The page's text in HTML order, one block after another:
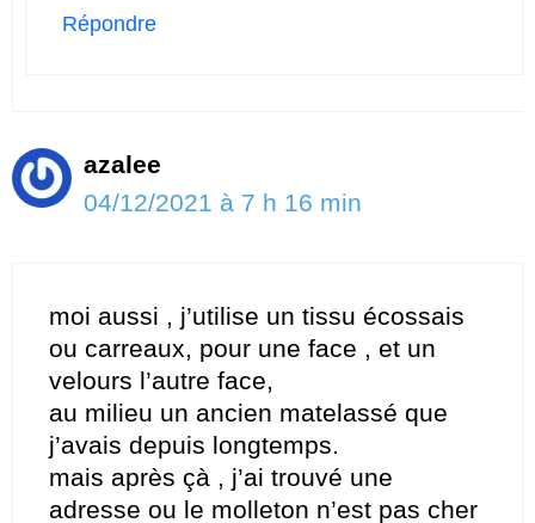
Répondre
azalee
04/12/2021 à 7 h 16 min
moi aussi , j’utilise un tissu écossais
ou carreaux, pour une face , et un
velours l’autre face,
au milieu un ancien matelassé que
j’avais depuis longtemps.
mais après çà , j’ai trouvé une
adresse ou le molleton n’est pas cher